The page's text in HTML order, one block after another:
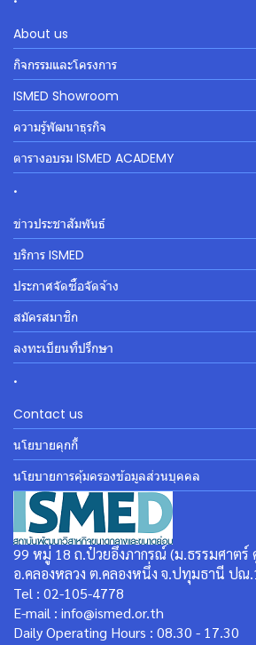
About us
กิจกรรมและโครงการ
ISMED Showroom
ความรู้พัฒนาธุรกิจ
ตารางอบรม ISMED ACADEMY
.
ข่าวประชาสัมพันธ์
บริการ ISMED
ประกาศจัดซื้อจัดจ้าง
สมัครสมาชิก
ลงทะเบียนที่ปรึกษา
.
Contact us
นโยบายคุกกี้
นโยบายการคุ้มครองข้อมูลส่วนบุคคล
99 หมู่ 18 ถ.ป๋วยอึ๊งภากรณ์ (ม.ธรรมศาตร์
อ.คลองหลวง ต.คลองหนึ่ง จ.ปทุมธานี ปณ
Tel : 02-105-4778
E-mail : info@ismed.or.th
Daily Operating Hours : 08.30 - 17.30